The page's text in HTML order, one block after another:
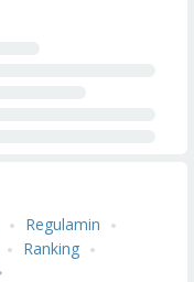
Regulamin
Ranking